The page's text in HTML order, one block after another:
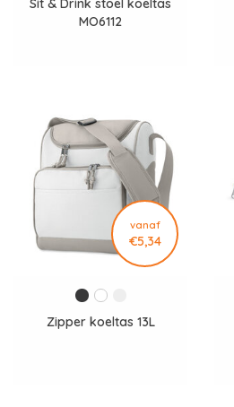
MO6112
vanaf
€5,34
Zipper koeltas 13L